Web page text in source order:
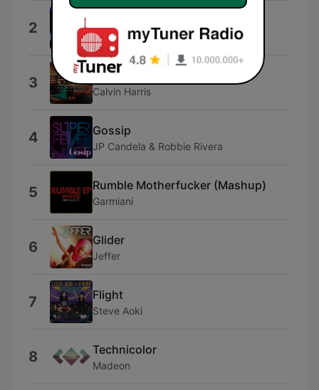
2 David Guetta
3 This Is What You Came For
Calvin Harris
4 Gossip
JP Candela & Robbie Rivera
5 Rumble Motherfucker (Mashup)
Garmiani
6 Glider
Jeffer
7 Flight
Steve Aoki
8 Technicolor
Madeon